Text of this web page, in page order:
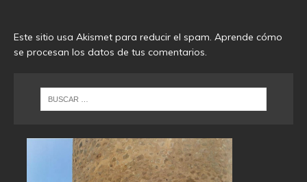
Este sitio usa Akismet para reducir el spam. Aprende cómo
se procesan los datos de tus comentarios.